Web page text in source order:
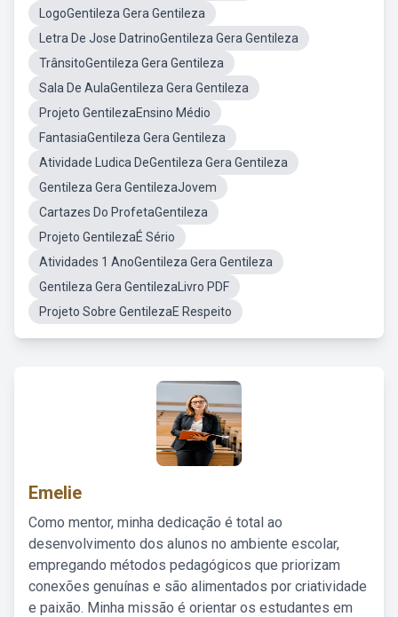
LogoGentileza Gera Gentileza
Letra De Jose DatrinoGentileza Gera Gentileza
TrânsitoGentileza Gera Gentileza
Sala De AulaGentileza Gera Gentileza
Projeto GentilezaEnsino Médio
FantasiaGentileza Gera Gentileza
Atividade Ludica DeGentileza Gera Gentileza
Gentileza Gera GentilezaJovem
Cartazes Do ProfetaGentileza
Projeto GentilezaÉ Sério
Atividades 1 AnoGentileza Gera Gentileza
Gentileza Gera GentilezaLivro PDF
Projeto Sobre GentilezaE Respeito
Emelie
Como mentor, minha dedicação é total ao
desenvolvimento dos alunos no ambiente escolar,
empregando métodos pedagógicos que priorizam
conexões genuínas e são alimentados por criatividade
e paixão. Minha missão é orientar os estudantes em